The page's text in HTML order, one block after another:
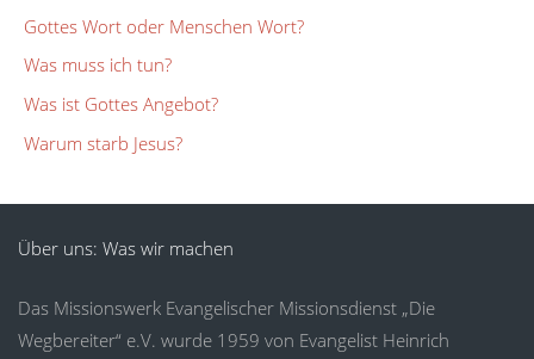
Gottes Wort oder Menschen Wort?
Was muss ich tun?
Was ist Gottes Angebot?
Warum starb Jesus?
Über uns: Was wir machen
Das Missionswerk Evangelischer Missionsdienst „Die
Wegbereiter“ e.V. wurde 1959 von Evangelist Heinrich